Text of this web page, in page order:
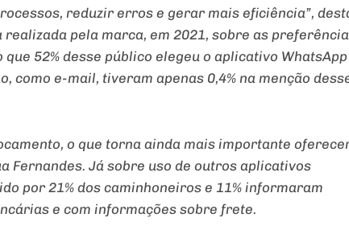
reduzir erros e gerar mais eficiência”,
pela marca, em 2021, sobre as
52% desse público elegeu o aplicativo WhatsApp
como e-mail, tiveram apenas 0,4% na menção
o que torna ainda mais importante
Fernandes. Já sobre uso de outros aplicativos
por 21% dos caminhoneiros e 11% informaram
e com informações sobre frete.